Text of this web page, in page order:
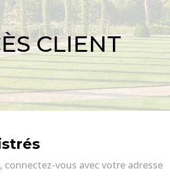
CLIENT
connectez-vous avec votre adresse